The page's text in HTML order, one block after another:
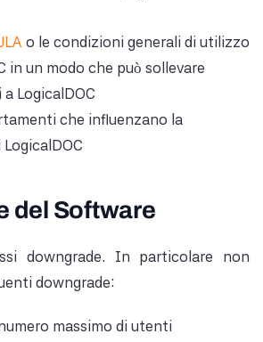
o le condizioni generali di utilizzo
in un modo che può sollevare
LogicalDOC
che influenzano la
del Software
downgrade. In particolare non
downgrade:
massimo di utenti